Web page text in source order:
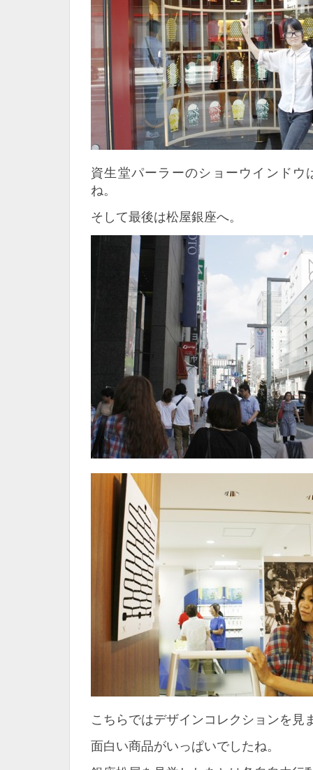
資生堂パーラーのショーウインドウ
ね。
そして最後は松屋銀座へ。
こちらではデザインコレクションを見
面白い商品がいっぱいでしたね。